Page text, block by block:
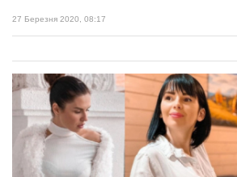
27 Березня 2020, 08:17